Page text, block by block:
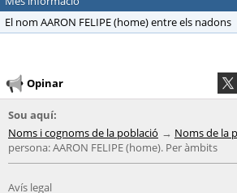
El nom AARON FELIPE (home) entre els nadons
Opinar
Sou aquí:
Noms i cognoms de la població
Noms de la
persona: AARON FELIPE (home). Per àmbits
Avís legal